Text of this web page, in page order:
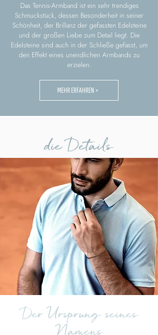
Das Tennis-Armband ist ein sehr trendiges
Schmuckstück, dessen Besonderheit in seiner
Schönheit, der Brillanz der gefassten Edelsteine
und der großen Liebe zum Detail liegt. Die
Edelsteine sind auch in der Schließe gefasst, um
den Effekt eines unendlichen Armbands zu
erzielen.
MEHR ERFAHREN >
die Details
Der Ursprung seines
Namens